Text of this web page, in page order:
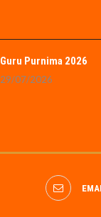
Guru Purnima 2026
29/07/2026